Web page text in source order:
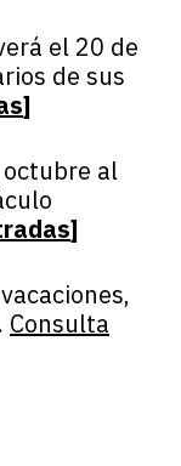
el 20 de
de sus
]
al
]
Consulta